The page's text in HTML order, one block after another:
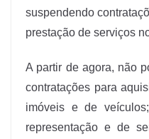
suspendendo
prestação de serviços
A partir de agora, não
contratações para
imóveis e de
representação e de